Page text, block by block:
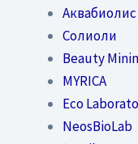
Аквабиолис
Солиоли
Beauty
MYRICA
Eco
NeosBioLab